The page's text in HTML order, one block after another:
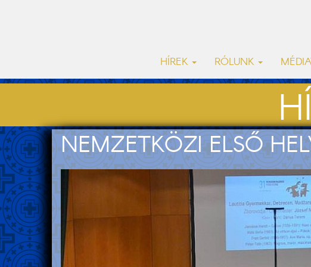
HÍREK RÓLUNK
NEMZETKÖZI ELSŐ